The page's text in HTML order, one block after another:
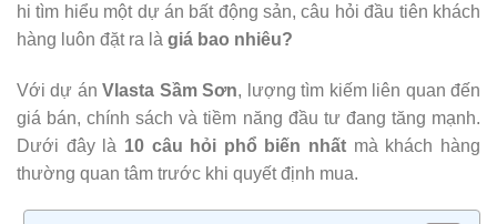
hi tìm hiểu một dự án bất động sản, câu hỏi đầu tiên khách
hàng luôn đặt ra là giá bao nhiêu?
Với dự ánVlasta Sầm Sơn, lượng tìm kiếm liên quan đến
giá bán, chính sách và tiềm năng đầu tư đang tăng mạnh.
Dưới đây là 10 câu hỏi phổ biến nhất mà khách hàng
thường quan tâm trước khi quyết định mua.